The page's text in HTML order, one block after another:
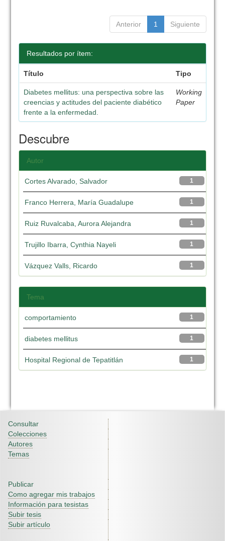
Anterior 1 Siguiente
Resultados por ítem:
Título Tipo
Diabetes mellitus: una perspectiva sobre las
creencias y actitudes del paciente diabético
frente a la enfermedad.
Working
Paper
Descubre
Autor
1
Cortes Alvarado, Salvador
1
Franco Herrera, María Guadalupe
1
Ruiz Ruvalcaba, Aurora Alejandra
1
Trujillo Ibarra, Cynthia Nayeli
1
Vázquez Valls, Ricardo
Tema
1
comportamiento
1
diabetes mellitus
1
Hospital Regional de Tepatitlán
Consultar
Colecciones
Autores
Temas
Publicar
Como agregar mis trabajos
Información para tesistas
Subir tesis
Subir artículo